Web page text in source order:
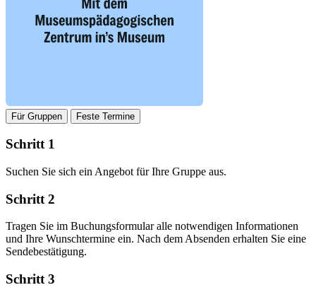
Für Gruppen Feste Termine
Schritt 1
Suchen Sie sich ein Angebot für Ihre Gruppe aus.
Schritt 2
Tragen Sie im Buchungsformular alle notwendigen Informationen
und Ihre Wunschtermine ein. Nach dem Absenden erhalten Sie eine
Sendebestätigung.
Schritt 3